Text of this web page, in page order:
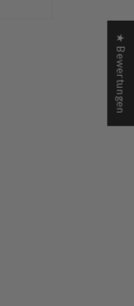
★ Bewertungen